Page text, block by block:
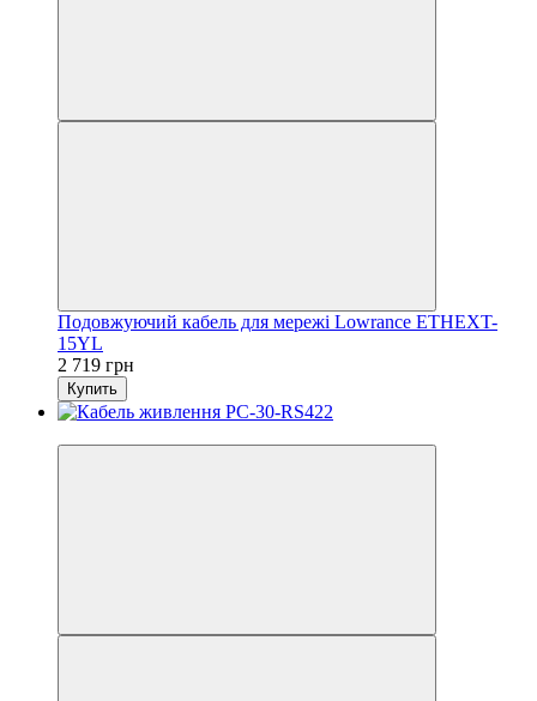
Подовжуючий кабель для мережі Lowrance ETHEXT-
15YL
2 719 грн
Купить